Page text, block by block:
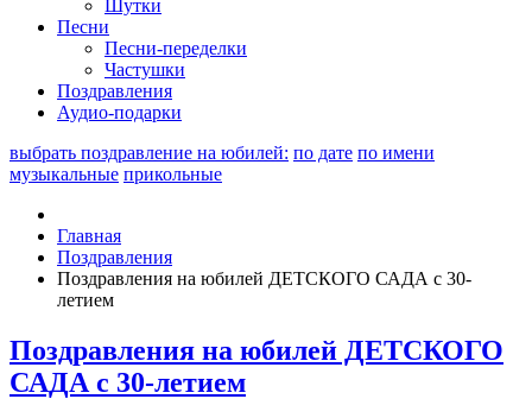
Шутки
Песни
Песни-переделки
Частушки
Поздравления
Аудио-подарки
выбрать поздравление на юбилей: по дате по имени
музыкальные прикольные
Главная
Поздравления
Поздравления на юбилей ДЕТСКОГО САДА с 30-
летием
Поздравления на юбилей ДЕТСКОГО
САДА с 30-летием